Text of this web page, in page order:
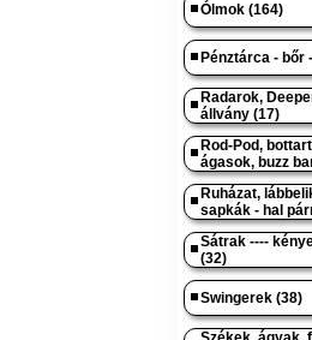
Ólmok (164)
Pénztárca - bőr
Radarok,
állvány (17)
Rod-Pod,
ágasok, buzz
Ruházat,
sapkák - hal
Sátrak ----
(32)
Swingerek (38)